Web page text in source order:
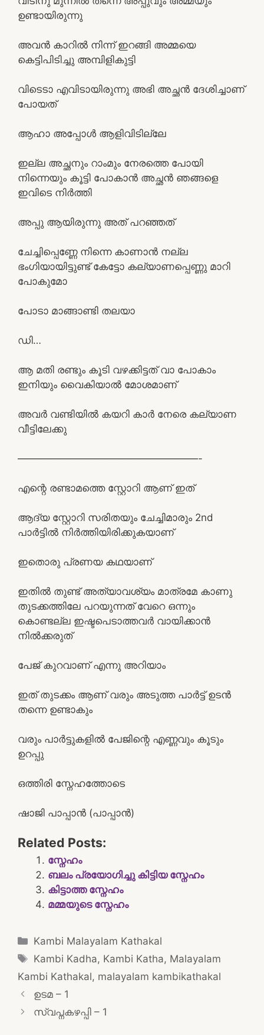
ഉണ്ടായിരുന്നു
അവൻ കാറിൽ നിന്ന് ഇറങ്ങി അമ്മയെ
കെട്ടിപിടിച്ചു അമ്പിളികുട്ടി
വിടെടാ എവിടായിരുന്നു അഭി അച്ഛൻ ദേശിച്ചാണ്
പോയത്
ആഹാ അപ്പോൾ ആളിവിടില്ലേ
ഇല്ല അച്ഛനും റാംമും നേരത്തെ പോയി
നിന്നെയും കൂട്ടി പോകാൻ അച്ഛൻ ഞങ്ങളെ
ഇവിടെ നിർത്തി
അപ്പു ആയിരുന്നു അത് പറഞ്ഞത്
ചേച്ചിപ്പെണ്ണേ നിന്നെ കാണാൻ നല്ല
ഭംഗിയായിട്ടുണ്ട് കേട്ടോ കല്യാണപ്പെണ്ണു മാറി
പോകുമോ
പോടാ മാങ്ങാണ്ടി തലയാ
ഡി…
ആ മതി രണ്ടും കൂടി വഴക്കിട്ടത് വാ പോകാം
ഇനിയും വൈകിയാൽ മോശമാണ്
അവർ വണ്ടിയിൽ കയറി കാർ നേരെ കല്യാണ
വീട്ടിലേക്കു
——————————————————-
എന്റെ രണ്ടാമത്തെ സ്റ്റോറി ആണ് ഇത്
ആദ്യ സ്റ്റോറി സരിതയും ചേച്ചിമാരും 2nd
പാർട്ടിൽ നിർത്തിയിരിക്കുകയാണ്
ഇതൊരു പ്രണയ കഥയാണ്
ഇതിൽ തുണ്ട് അത്യാവശ്യം മാത്രമേ കാണു
തുടക്കത്തിലേ പറയുന്നത് വേറെ ഒന്നും
കൊണ്ടല്ല ഇഷ്ടപെടാത്തവർ വായിക്കാൻ
നിൽക്കരുത്
പേജ് കുറവാണ് എന്നു അറിയാം
ഇത് തുടക്കം ആണ് വരും അടുത്ത പാർട്ട് ഉടൻ
തന്നെ ഉണ്ടാകും
വരും പാർട്ടുകളിൽ പേജിന്റെ എണ്ണവും കൂടും
ഉറപ്പു
ഒത്തിരി സ്നേഹത്തോടെ
ഷാജി പാപ്പാൻ (പാപ്പാൻ)
Related Posts:
സ്നേഹം
ബലം പ്രയോഗിച്ചു കിട്ടിയ സ്നേഹം
കിട്ടാത്ത സ്നേഹം
മമ്മയുടെ സ്നേഹം
Categories
Kambi Malayalam Kathakal
Tags
Kambi Kadha, Kambi Katha, Malayalam
Kambi Kathakal, malayalam kambikathakal
Post
navigation
ഉടമ – 1
സ്വപ്നകഴപ്പി – 1